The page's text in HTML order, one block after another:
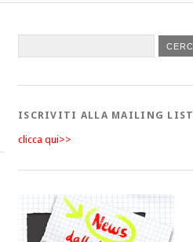
ISCRIVITI ALLA MAILING LIST
clicca qui>>